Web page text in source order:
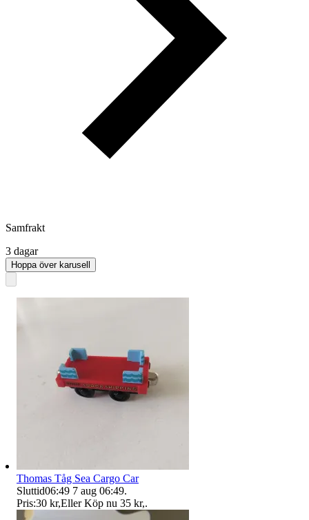
Samfrakt
3 dagar
Hoppa över karusell
Thomas Tåg Sea Cargo Car
Sluttid06:49 7 aug 06:49.
Pris:30 kr,Eller Köp nu 35 kr,.